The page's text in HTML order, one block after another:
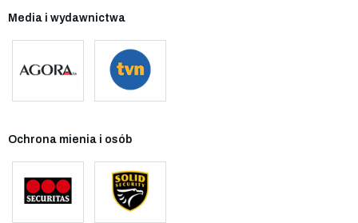
Media i wydawnictwa
Ochrona mienia i osób